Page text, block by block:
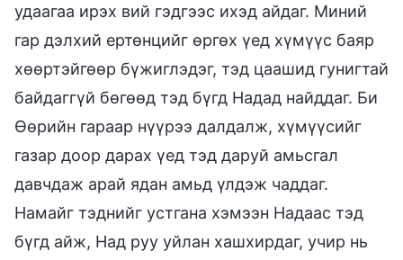
удаагаа ирэх вий гэдгээс ихэд айдаг. Миний
гар дэлхий ертөнцийг өргөх үед хүмүүс баяр
хөөртэйгөөр бүжиглэдэг, тэд цаашид гунигтай
байдаггүй бөгөөд тэд бүгд Надад найддаг. Би
Өөрийн гараар нүүрээ далдалж, хүмүүсийг
газар доор дарах үед тэд даруй амьсгал
давчдаж арай ядан амьд үлдэж чаддаг.
Намайг тэднийг устгана хэмээн Надаас тэд
бүгд айж, Над руу уйлан хашхирдаг, учир нь